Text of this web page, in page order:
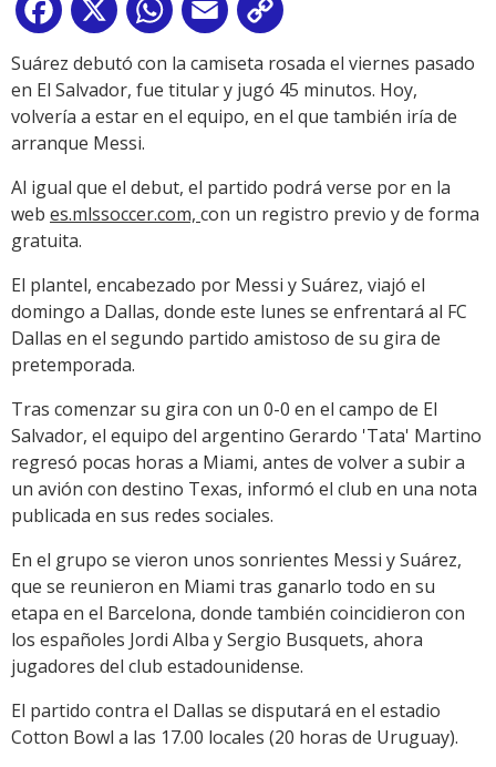
Facebook
X WhatsApp
Email
Link
Suárez debutó con la camiseta rosada el viernes pasado
en El Salvador, fue titular y jugó 45 minutos. Hoy,
volvería a estar en el equipo, en el que también iría de
arranque Messi.
Al igual que el debut, el partido podrá verse por en la
web es.mlssoccer.com, con un registro previo y de forma
gratuita.
El plantel, encabezado por Messi y Suárez, viajó el
domingo a Dallas, donde este lunes se enfrentará al FC
Dallas en el segundo partido amistoso de su gira de
pretemporada.
Tras comenzar su gira con un 0-0 en el campo de El
Salvador, el equipo del argentino Gerardo 'Tata' Martino
regresó pocas horas a Miami, antes de volver a subir a
un avión con destino Texas, informó el club en una nota
publicada en sus redes sociales.
En el grupo se vieron unos sonrientes Messi y Suárez,
que se reunieron en Miami tras ganarlo todo en su
etapa en el Barcelona, donde también coincidieron con
los españoles Jordi Alba y Sergio Busquets, ahora
jugadores del club estadounidense.
El partido contra el Dallas se disputará en el estadio
Cotton Bowl a las 17.00 locales (20 horas de Uruguay).